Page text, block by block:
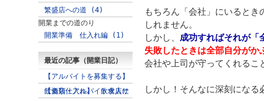
繁盛店への道 (4)
開業までの道のり
開業準備 仕入れ編 (1)
最近の記事（開業日記）
【アルバイトを募集する】
飲食店・アルバイト求人サ
【酒類仕入れ】 飲食店に
もちろん「会社」にいると
しれません。
しかし、 成功すればそれが「
失敗したときは全部自分がか
会社や上司が守ってくれるこ
しかし！そんなに深刻にな